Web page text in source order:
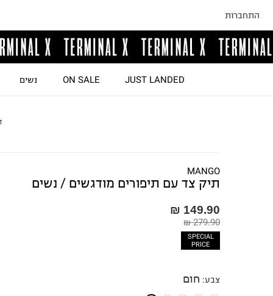
התחברות
JUST LANDED
ON SALE נשים
MANGO
תיק צד עם תיפורים מודגשים / נשים
149.90 ₪
279.90 ₪
SPECIAL
PRICE
צבע: חום